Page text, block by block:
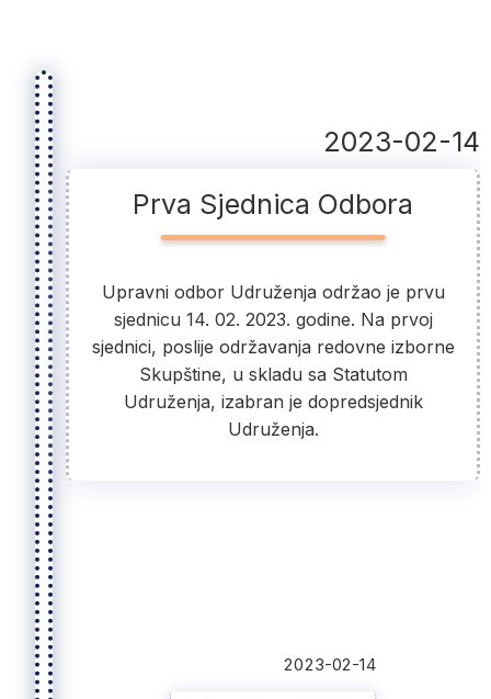
Prva Sjednica Odbora
Upravni odbor Udruženja održao je prvu
sjednicu 14. 02. 2023. godine. Na prvoj
sjednici, poslije održavanja redovne izborne
Skupštine, u skladu sa Statutom
Udruženja, izabran je dopredsjednik
Udruženja.
2023-02-14
2023-02-14